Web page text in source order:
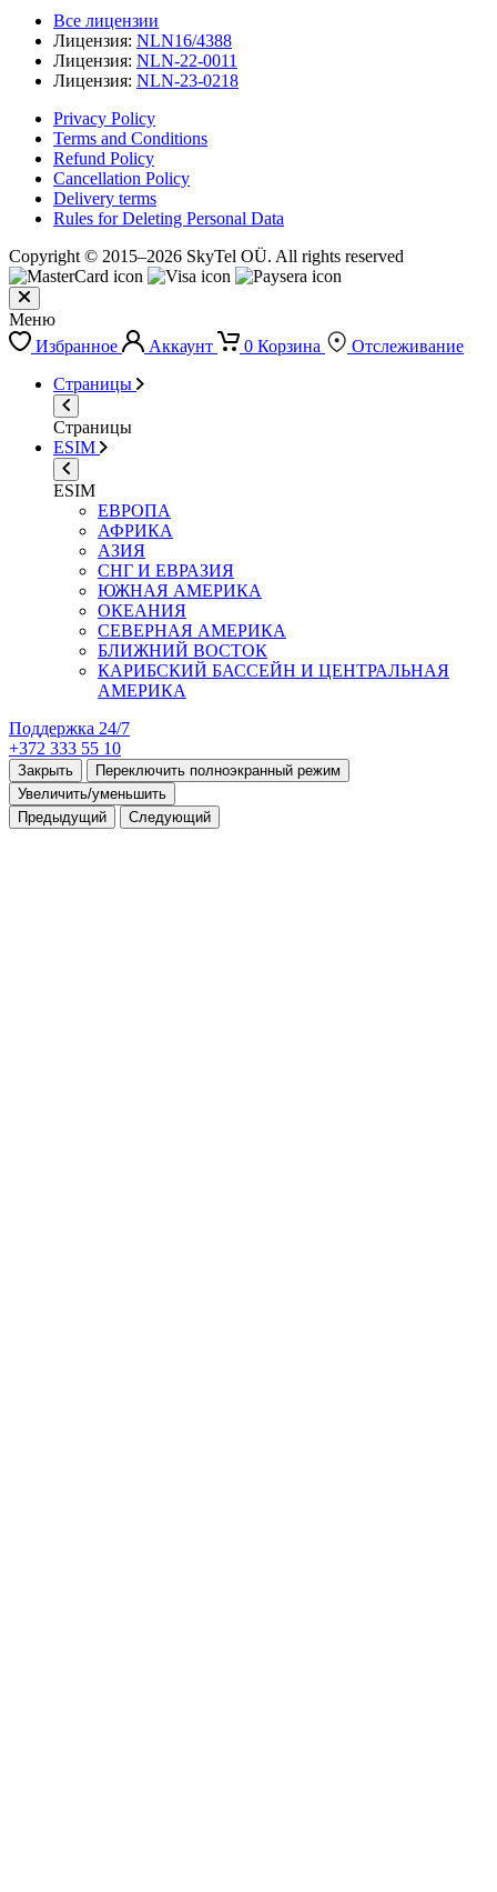
Все лицензии
Лицензия: NLN16/4388
Лицензия: NLN-22-0011
Лицензия: NLN-23-0218
Privacy Policy
Terms and Conditions
Refund Policy
Cancellation Policy
Delivery terms
Rules for Deleting Personal Data
Copyright © 2015–2026 SkyTel OÜ. All rights reserved
Меню
Избранное
Аккаунт 0 Корзина
Отслеживание
Страницы
Страницы
ESIM
ESIM
ЕВРОПА
АФРИКА
АЗИЯ
СНГ И ЕВРАЗИЯ
ЮЖНАЯ АМЕРИКА
ОКЕАНИЯ
СЕВЕРНАЯ АМЕРИКА
БЛИЖНИЙ ВОСТОК
КАРИБСКИЙ БАССЕЙН И ЦЕНТРАЛЬНАЯ
АМЕРИКА
Поддержка 24/7
+372 333 55 10
Закрыть
Переключить полноэкранный режим
Увеличить/уменьшить
Предыдущий
Следующий